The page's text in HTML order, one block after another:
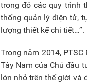
trong đó các quy trình
thống quản lý điện tử,
lượng thiết kế chi tiết…”.
Trong năm 2014,
Tây Nam của Chủ đầu
lớn nhỏ trên thế giới và